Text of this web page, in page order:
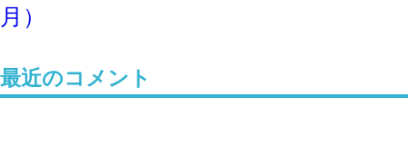
月）
最近のコメント